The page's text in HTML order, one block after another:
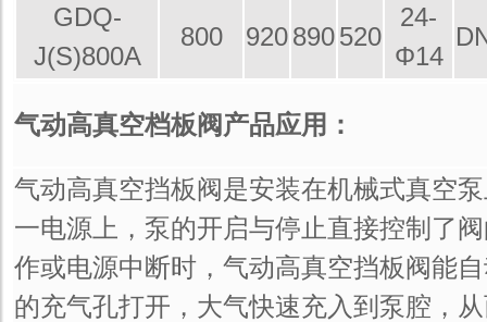
GDQ-
J(S)800A
800 920890520
24-
Φ14
气动高真空档板阀产品应用：
气动高真空挡板阀是安装在机械式真空
一电源上，泵的开启与停止直接控制了
作或电源中断时，气动高真空挡板阀能
的充气孔打开，大气快速充入到泵腔，